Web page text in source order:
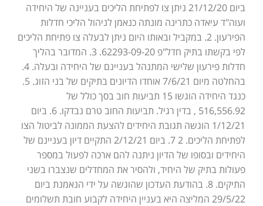
ביום 21/12/20 ניתן צו לפתיחת הליכים בעניינה של היחידה
ועוה"ד עיאדה כתרינה מונתה כנאמן לניהול הליכי חדלות
הפירעון. 2. במקביל ובאותו היום ניתן לבעלה צו פתיחת הליכים
לפי בקשתו בתיק חדל"פ 62293-09-20. 3. המדובר בהליך
חדלות פירעון שלישי המתנהל בעניינם של היחידה ובעלה. 4.
בהחלטה מיום 7/6/21 אוחדו הדיונים בתיקים של בני הזוג. 5.
כנגד היחידה הוגשו 15 תביעות חוב בסך כולל של
516,556.92 , בדין רגיל. תביעות החוב טרם נבדקו. 6. ביום
1/12/21 הוגשה תגובת היחידים להצעת הממונה לביטול הצו
לפתיחת הליכים. 2 7. ביום 2/12/21 התקיים דיון בעניינם של
היחידים ובסופו של הדיון ניתנה להם ארכה לפעול במספר
פעולות בתיק של היחיד, ולהסיר את המחדלים שנצברו בשני
התיקים. 8. בהודעת העדכון שהוגשה על ידי הנאמנת ביום
29/5/22 המליצה היא בעניין היחידה לקבוע חובת תשלומים